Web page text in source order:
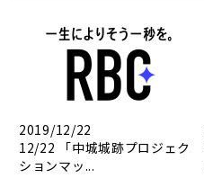
2019/12/22
12/22 「中城城跡プロジェク
ションマッ...